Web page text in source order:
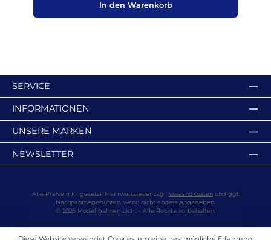
In den Warenkorb
SERVICE
INFORMATIONEN
UNSERE MARKEN
NEWSLETTER
Alle Preise inkl. gesetzl. Mehrwertsteuer zzgl. Versandkostenund ggf.
Nachnahmegebühren, wenn nicht anders angegeben.
© 2026 Modellbahnen Licht - Alle Rechte vorbehalten.